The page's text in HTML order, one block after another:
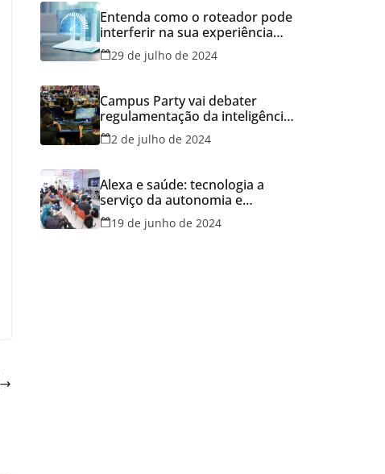
Entenda como o roteador pode
interferir na sua experiência
online
29 de julho de 2024
Campus Party vai debater
regulamentação da inteligência
artificial
2 de julho de 2024
Alexa e saúde: tecnologia a
serviço da autonomia e
qualidade de vida
19 de junho de 2024